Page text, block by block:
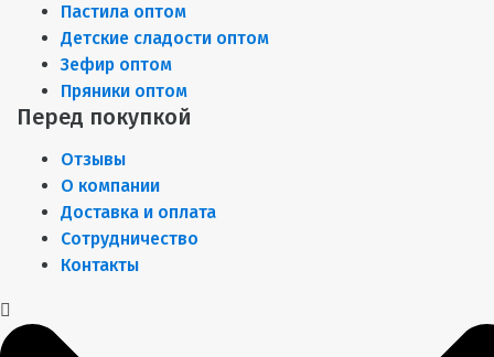
Пастила оптом
Детские сладости оптом
Зефир оптом
Пряники оптом
Перед покупкой
Отзывы
О компании
Доставка и оплата
Сотрудничество
Контакты